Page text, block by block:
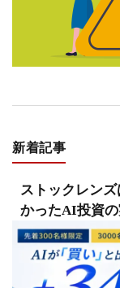
新着記事
ストックレン
かったAI投資